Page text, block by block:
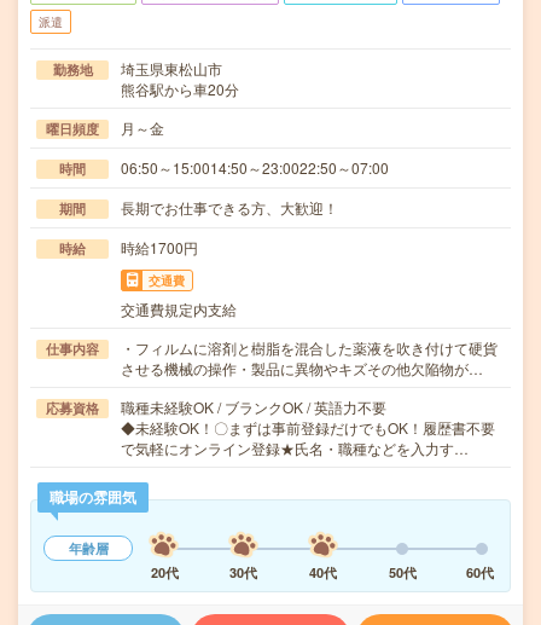
派遣
勤務地
埼玉県東松山市
熊谷駅から車20分
曜日頻度 月～金
時間 06:50～15:0014:50～23:0022:50～07:00
期間 長期でお仕事できる方、大歓迎！
時給 時給1700円
交通費
交通費規定内支給
仕事内容
・フィルムに溶剤と樹脂を混合した薬液を吹き付けて硬貨
させる機械の操作・製品に異物やキズその他欠陥物が…
応募資格
職種未経験OK / ブランクOK / 英語力不要
◆未経験OK！〇まずは事前登録だけでもOK！履歴書不要
で気軽にオンライン登録★氏名・職種などを入力す…
職場の雰囲気
年齢層
20代
30代 40代 50代 60代